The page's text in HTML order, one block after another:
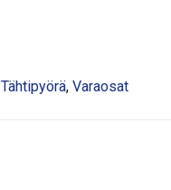
Tähtipyörä, Varaosat